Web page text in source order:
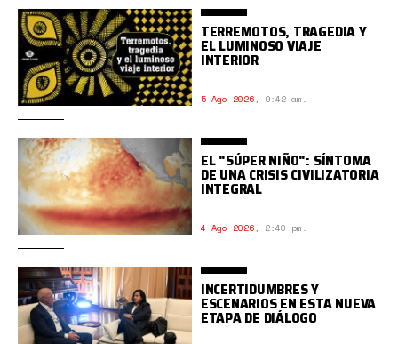
TERREMOTOS, TRAGEDIA Y
EL LUMINOSO VIAJE
INTERIOR
5 Ago 2026, 9:42 am.
EL "SÚPER NIÑO": SÍNTOMA
DE UNA CRISIS CIVILIZATORIA
INTEGRAL
4 Ago 2026, 2:40 pm.
INCERTIDUMBRES Y
ESCENARIOS EN ESTA NUEVA
ETAPA DE DIÁLOGO